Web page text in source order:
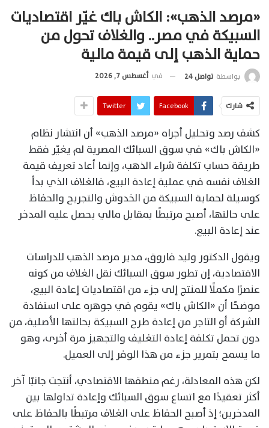
«مرصد الذهب»: الكاش باك غيّر اقتصاديات
السبيكة في مصر.. والغلاف تحول من
حماية الذهب إلى قيمة مالية
بواسطة تواصل 24 في أغسطس 7, 2026
شارك Facebook
Twitter
كشف رصد وتحليل أجراه «مرصد الذهب» أن انتشار نظام
«الكاش باك» في سوق السبائك المصرية لم يغيّر فقط
طريقة حساب تكلفة شراء الذهب، وإنما أعاد تعريف قيمة
الغلاف نفسه في عملية إعادة البيع، فالغلاف الذي بدأ
كوسيلة لحماية السبيكة من الخدوش والتجريح والحفاظ
على حالتها، أصبح مرتبطًا بمقابل مالي يحصل عليه المدخر
عند إعادة البيع.
ويقول الدكتور وليد فاروق، مدير مرصد الذهب للدراسات
الاقتصادية، إن تطور سوق السبائك نقل الغلاف من كونه
عنصرًا مكملًا للمنتج إلى جزء من اقتصاديات إعادة البيع،
موضحًا أن «الكاش باك» يقوم في جوهره على استفادة
الشركة أو التاجر من إعادة طرح السبيكة بحالتها الأصلية، من
دون تحمل تكلفة إعادة التغليف والتجهيز مرة أخرى، وهو
ما يسمح بتمرير جزء من هذا الوفر إلى العميل.
لكن هذه المعادلة، رغم منطقها الاقتصادي، أنتجت جانبًا آخر
أكثر تعقيدًا مع اتساع سوق السبائك وإعادة تداولها بين
المدخرين؛ إذ أصبح الحفاظ على الغلاف مرتبطًا بالحفاظ على